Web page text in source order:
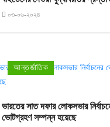
০৩-০৬-২০২৪
আন্তর্জাতিক
ভারতের সাত দফার লোকসভার
ভোটগ্রহণ সম্পন্ন হয়েছে